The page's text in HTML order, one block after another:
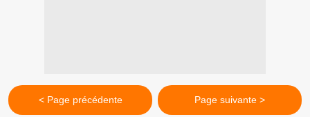
< Page précédente Page suivante >